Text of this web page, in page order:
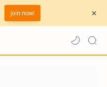
Join now!